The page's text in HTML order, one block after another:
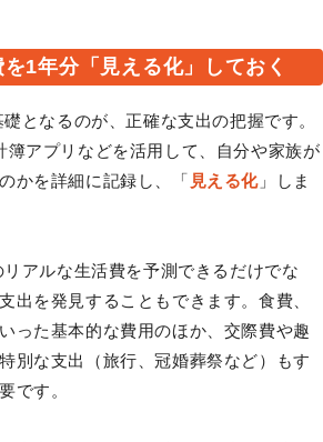
1年分「見える化」しておく
となるのが、正確な支出の把握です。
簿アプリなどを活用して、自分や家族が
かを詳細に記録し、「 見える化 」しま
アルな生活費を予測できるだけでな
出を発見することもできます。食費、
った基本的な費用のほか、交際費や趣
別な支出（旅行、冠婚葬祭など）もす
です。